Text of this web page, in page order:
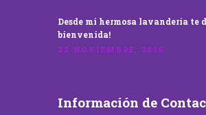
Desde mi hermosa lavandería te
bienvenida!
22 NOVIEMBRE, 2016
Información de